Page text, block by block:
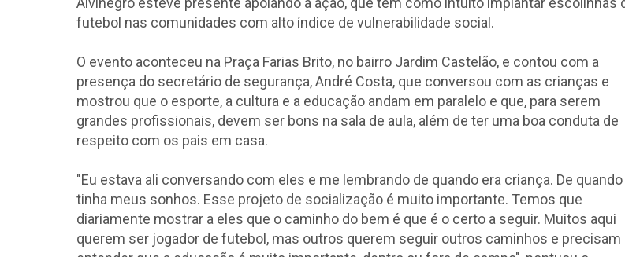
futebol nas comunidades com alto índice de vulnerabilidade social.
O evento aconteceu na Praça Farias Brito, no bairro Jardim Castelão, e contou com a
presença do secretário de segurança, André Costa, que conversou com as crianças e
mostrou que o esporte, a cultura e a educação andam em paralelo e que, para serem
grandes profissionais, devem ser bons na sala de aula, além de ter uma boa conduta de
respeito com os pais em casa.
"Eu estava ali conversando com eles e me lembrando de quando era criança. De quando
tinha meus sonhos. Esse projeto de socialização é muito importante. Temos que
diariamente mostrar a eles que o caminho do bem é que é o certo a seguir. Muitos aqui
querem ser jogador de futebol, mas outros querem seguir outros caminhos e precisam